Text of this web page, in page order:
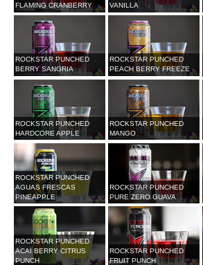
FLAMING CRANBERRY
VANILLA
ROCKSTAR PUNCHED
BERRY SANGRIA
ROCKSTAR PUNCHED
PEACH BERRY FREEZE
ROCKSTAR PUNCHED
HARDCORE APPLE
ROCKSTAR PUNCHED
MANGO
ROCKSTAR PUNCHED
AGUAS FRESCAS
PINEAPPLE
ROCKSTAR PUNCHED
PURE ZERO GUAVA
ROCKSTAR PUNCHED
ACAI BERRY CITRUS
PUNCH
ROCKSTAR PUNCHED
FRUIT PUNCH